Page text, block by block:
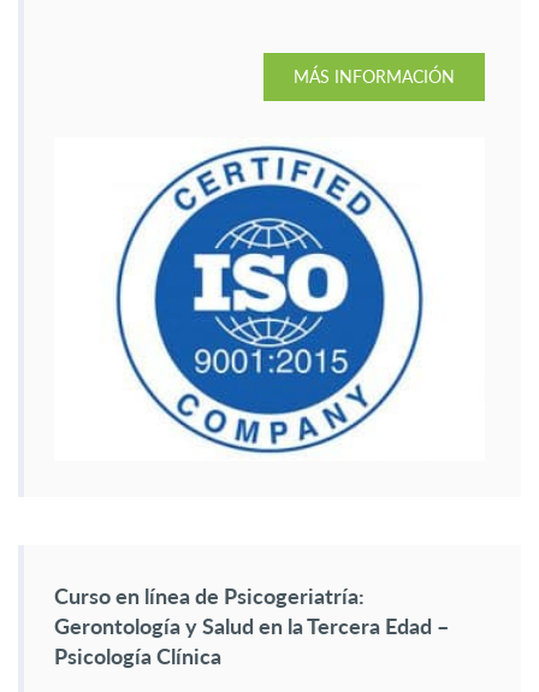
MÁS INFORMACIÓN
Curso en línea de Psicogeriatría:
Gerontología y Salud en la Tercera Edad –
Psicología Clínica